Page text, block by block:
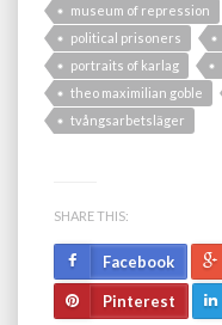
museum of repression
political prisoners
portraits of karlag
theo maximilian goble
tvångsarbetsläger
SHARE THIS:
Facebook
Pinterest